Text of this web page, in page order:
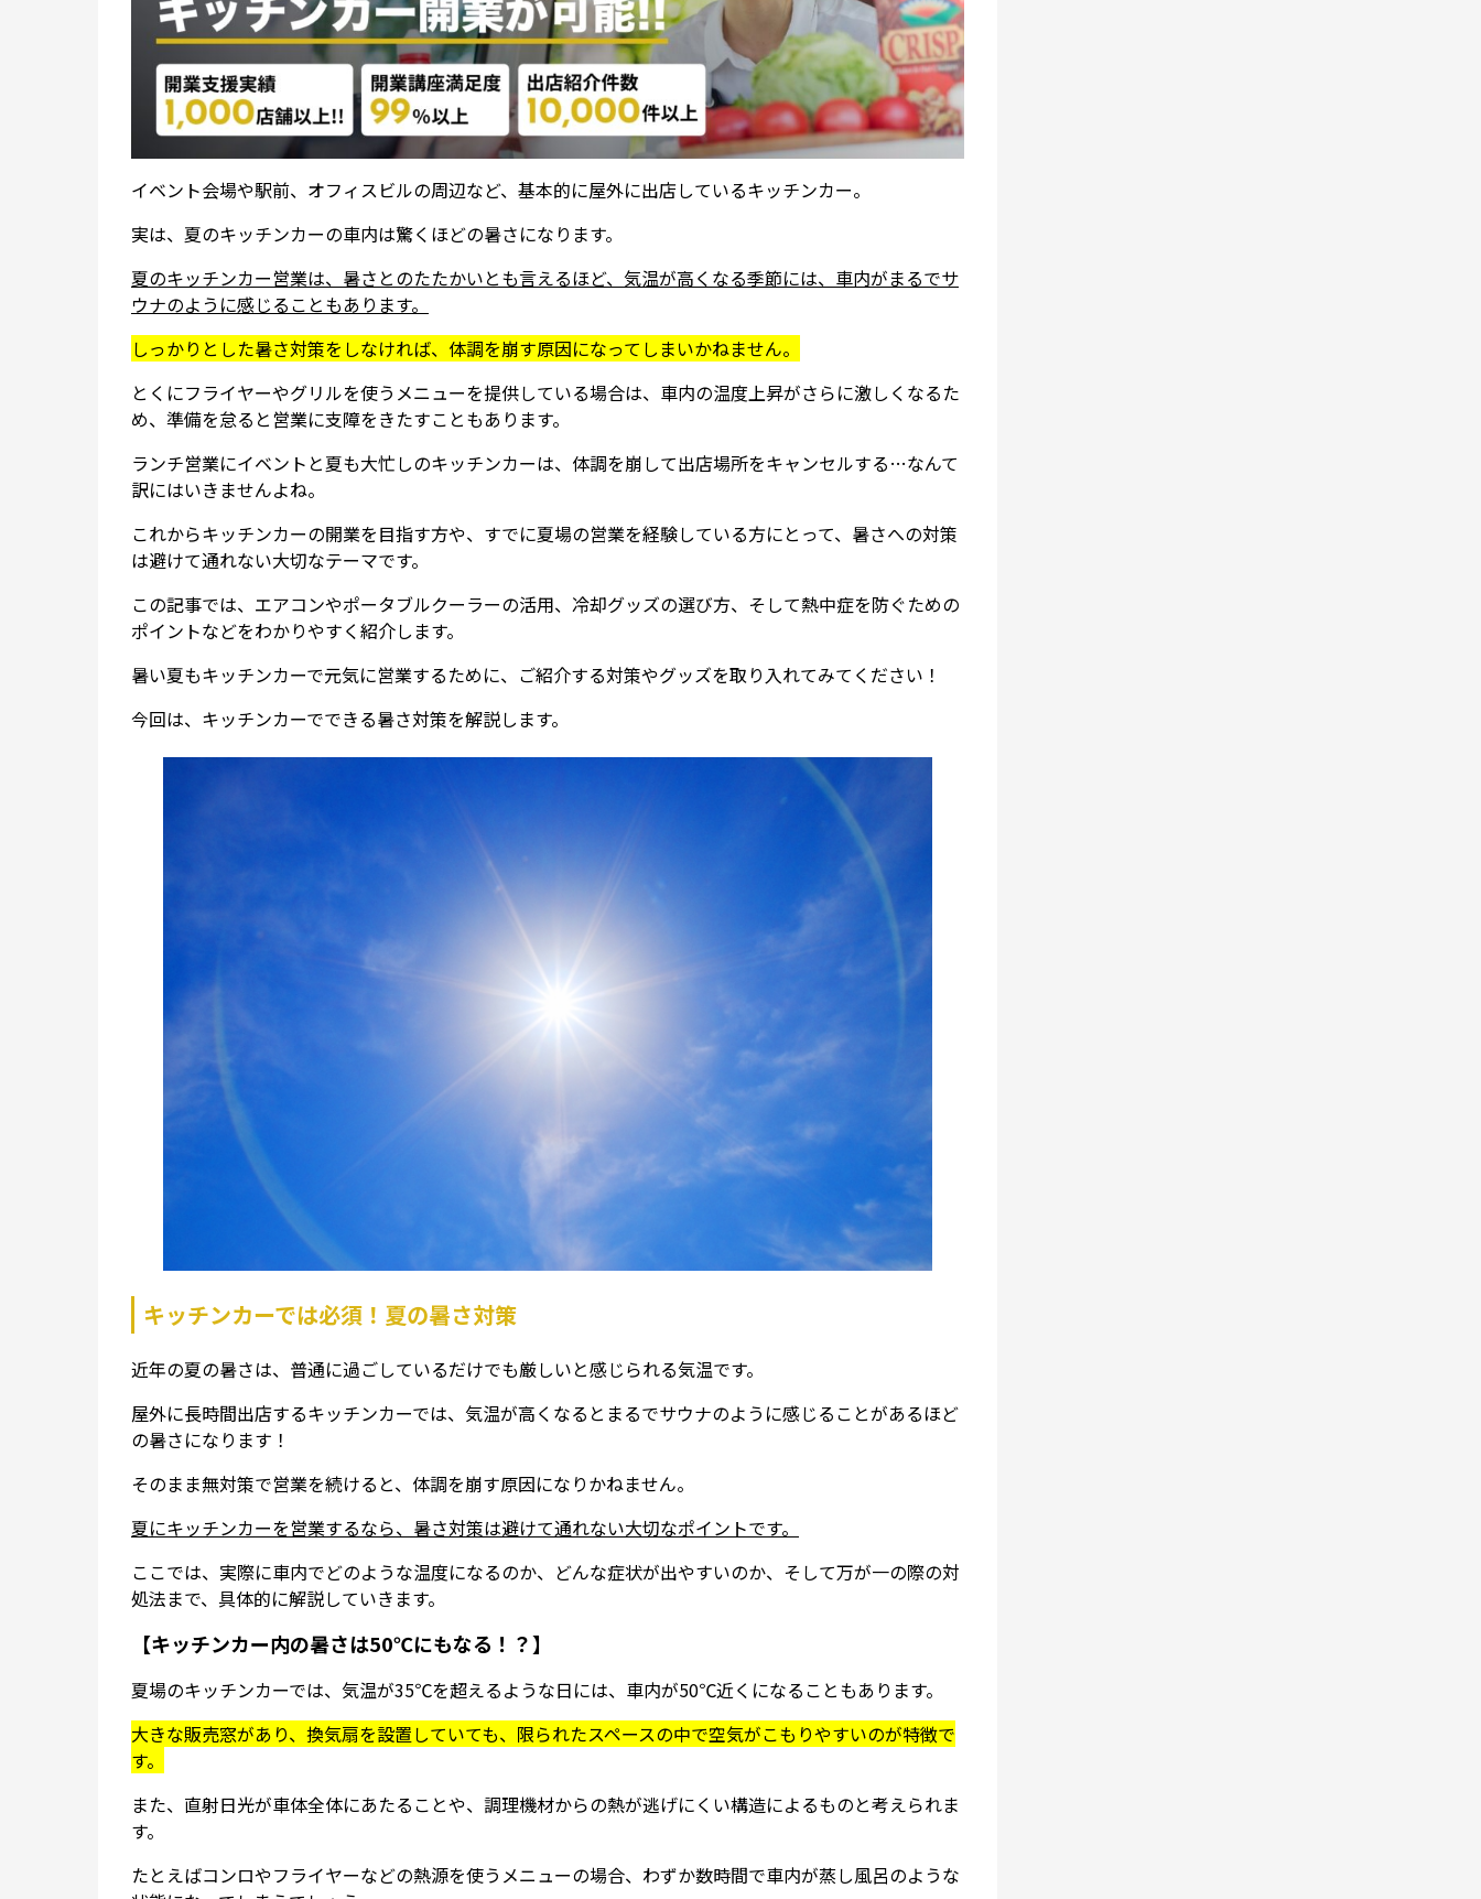
イベント会場や駅前、オフィスビルの周辺など、基本的に屋外に出店しているキッチンカー。
実は、夏のキッチンカーの車内は驚くほどの暑さになります。
夏のキッチンカー営業は、暑さとのたたかいとも言えるほど、気温が高くなる季節には、車内がまるでサ
ウナのように感じることもあります。
しっかりとした暑さ対策をしなければ、体調を崩す原因になってしまいかねません。
とくにフライヤーやグリルを使うメニューを提供している場合は、車内の温度上昇がさらに激しくなるた
め、準備を怠ると営業に支障をきたすこともあります。
ランチ営業にイベントと夏も大忙しのキッチンカーは、体調を崩して出店場所をキャンセルする…なんて
訳にはいきませんよね。
これからキッチンカーの開業を目指す方や、すでに夏場の営業を経験している方にとって、暑さへの対策
は避けて通れない大切なテーマです。
この記事では、エアコンやポータブルクーラーの活用、冷却グッズの選び方、そして熱中症を防ぐための
ポイントなどをわかりやすく紹介します。
暑い夏もキッチンカーで元気に営業するために、ご紹介する対策やグッズを取り入れてみてください！
今回は、キッチンカーでできる暑さ対策を解説します。
キッチンカーでは必須！夏の暑さ対策
近年の夏の暑さは、普通に過ごしているだけでも厳しいと感じられる気温です。
屋外に長時間出店するキッチンカーでは、気温が高くなるとまるでサウナのように感じることがあるほど
の暑さになります！
そのまま無対策で営業を続けると、体調を崩す原因になりかねません。
夏にキッチンカーを営業するなら、暑さ対策は避けて通れない大切なポイントです。
ここでは、実際に車内でどのような温度になるのか、どんな症状が出やすいのか、そして万が一の際の対
処法まで、具体的に解説していきます。
【キッチンカー内の暑さは50℃にもなる！？】
夏場のキッチンカーでは、気温が35℃を超えるような日には、車内が50℃近くになることもあります。
大きな販売窓があり、換気扇を設置していても、限られたスペースの中で空気がこもりやすいのが特徴で
す。
また、直射日光が車体全体にあたることや、調理機材からの熱が逃げにくい構造によるものと考えられま
す。
たとえばコンロやフライヤーなどの熱源を使うメニューの場合、わずか数時間で車内が蒸し風呂のような